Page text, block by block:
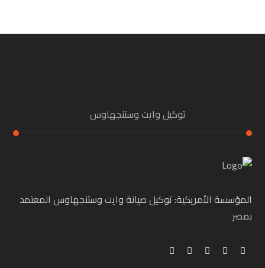
توكيل وايت وستنجهاوس
المؤسسة الأمريكية: توكيل صيانة وايت وستنجهاوس المعتمد
بمصر